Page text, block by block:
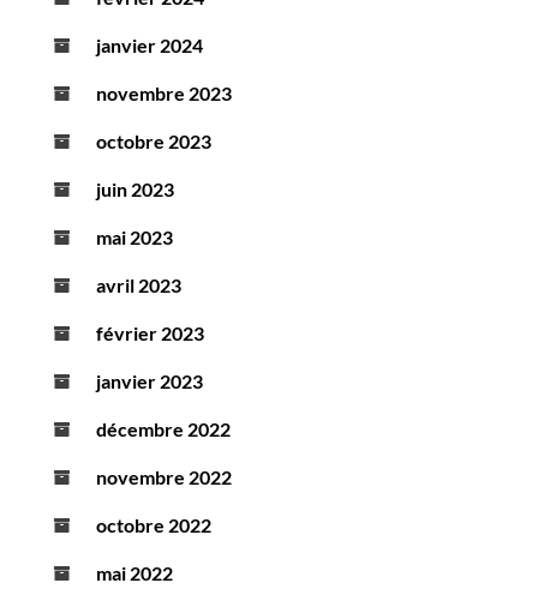
janvier 2024
novembre 2023
octobre 2023
juin 2023
mai 2023
avril 2023
février 2023
janvier 2023
décembre 2022
novembre 2022
octobre 2022
mai 2022